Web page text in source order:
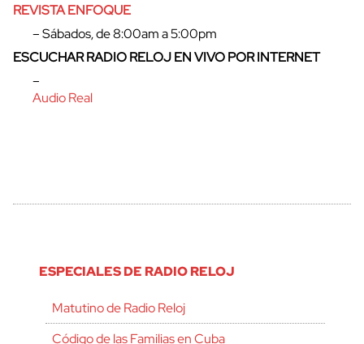
REVISTA ENFOQUE
– Sábados, de 8:00am a 5:00pm
ESCUCHAR RADIO RELOJ EN VIVO POR INTERNET
–
Audio Real
ESPECIALES DE RADIO RELOJ
Matutino de Radio Reloj
Código de las Familias en Cuba